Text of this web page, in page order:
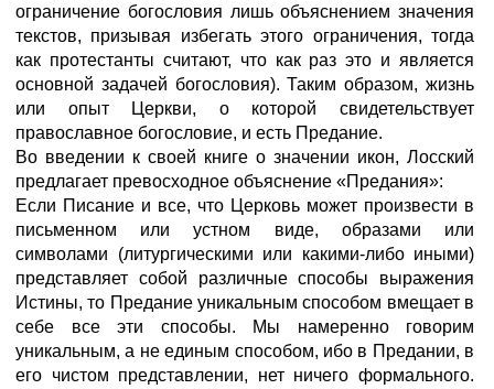
ограничение богословия лишь объяснением значения
текстов, призывая избегать этого ограничения, тогда
как протестанты считают, что как раз это и является
основной задачей богословия). Таким образом, жизнь
или опыт Церкви, о которой свидетельствует
православное богословие, и есть Предание.
Во введении к своей книге о значении икон, Лосский
предлагает превосходное объяснение «Предания»:
Если Писание и все, что Церковь может произвести в
письменном или устном виде, образами или
символами (литургическими или какими-либо иными)
представляет собой различные способы выражения
Истины, то Предание уникальным способом вмещает в
себе все эти способы. Мы намеренно говорим
уникальным, а не единым способом, ибо в Предании, в
его чистом представлении, нет ничего формального.